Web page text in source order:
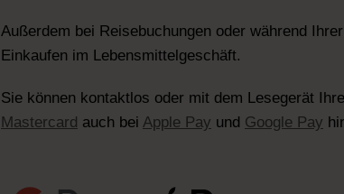
Außerdem bei Reisebuchungen oder während
Einkaufen im Lebensmittelgeschäft.
Sie können kontaktlos oder mit dem Lesegerät
Mastercard auch bei Apple Pay und Google Pay